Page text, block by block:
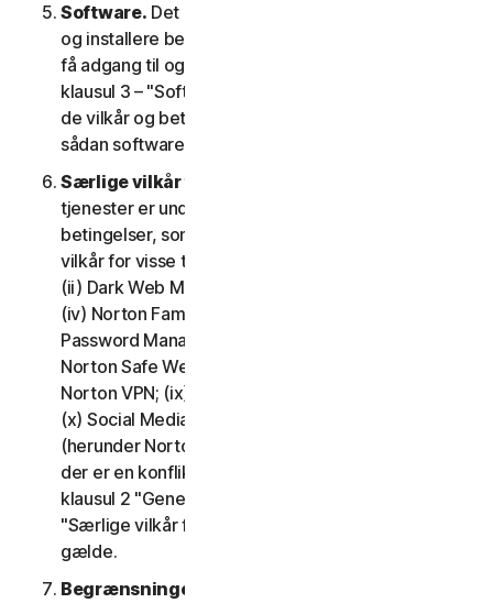
Software. Det kan være nødvendigt at downloade
og installere bestemt software på en enhed for at
få adgang til og for at bruge visse tjenester. Se
klausul 3 – "Softwarelicensvilkår" i denne LSA for
de vilkår og betingelser, der gælder for brugen af
sådan software.
Særlige vilkår for visse tjenester.
tjenester er underlagt yderligere vilkår og
betingelser, som er fastsat i klausul 4 – "Særlige
vilkår for visse tjenester" i LSA'en: (i) Cloudbackup;
(ii) Dark Web Monitoring; (iii) Nortons kreditportal;
(iv) Norton Family og Forældrestyring; (v) Norton
Password Manager; (vi) Norton Safe Search og
Norton Safe Web; (vii) Norton Small Business; (viii)
Norton VPN; (ix) Supporttjenester til gendannelse;
(x) Social Media Monitoring og (xi) Teknisk support
(herunder Norton Virus Protection Promise). Hvis
der er en konflikt eller uoverensstemmelse mellem
klausul 2 "Generelle tjenestevilkår", og klausul 4
"Særlige vilkår for visse tjenester", vil klausul 4
gælde.
Begrænsninger.